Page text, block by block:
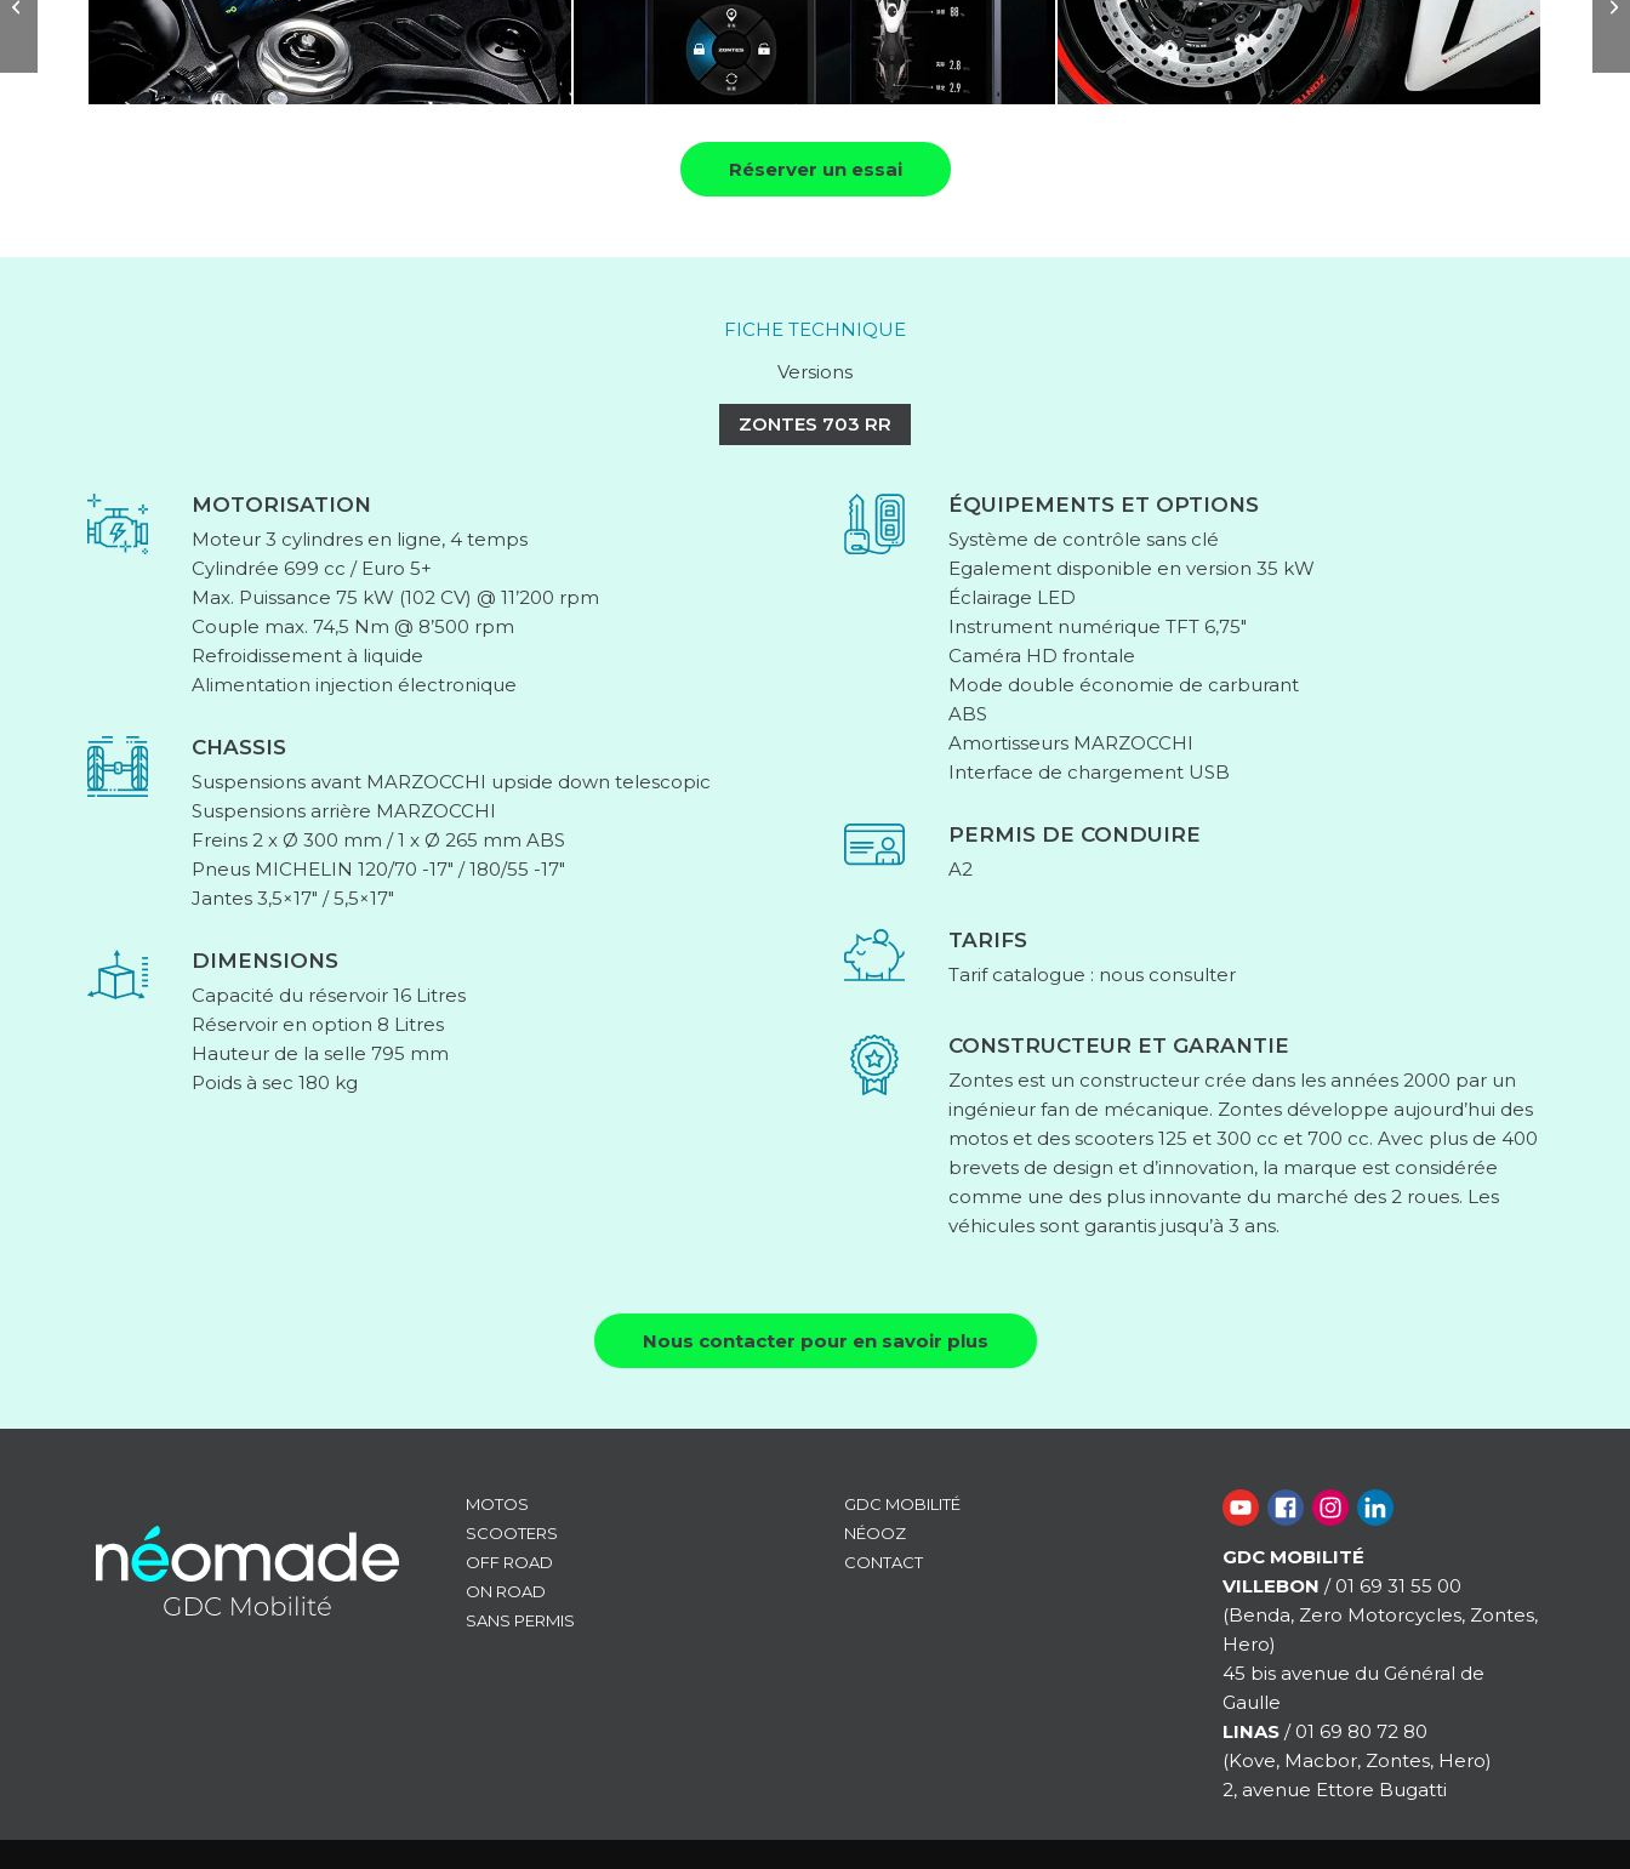
Réserver un essai
FICHE TECHNIQUE
Versions
ZONTES 703 RR
MOTORISATION
Moteur 3 cylindres en ligne, 4 temps
Cylindrée 699 cc / Euro 5+
Max. Puissance 75 kW (102 CV) @ 11’200 rpm
Couple max. 74,5 Nm @ 8’500 rpm
Refroidissement à liquide
Alimentation injection électronique
CHASSIS
Suspensions avant MARZOCCHI upside down telescopic
Suspensions arrière MARZOCCHI
Freins 2 x Ø 300 mm / 1 x Ø 265 mm ABS
Pneus MICHELIN 120/70 -17″ / 180/55 -17″
Jantes 3,5×17″ / 5,5×17″
DIMENSIONS
Capacité du réservoir 16 Litres
Réservoir en option 8 Litres
Hauteur de la selle 795 mm
Poids à sec 180 kg
ÉQUIPEMENTS ET OPTIONS
Système de contrôle sans clé
Egalement disponible en version 35 kW
Éclairage LED
Instrument numérique TFT 6,75″
Caméra HD frontale
Mode double économie de carburant
ABS
Amortisseurs MARZOCCHI
Interface de chargement USB
PERMIS DE CONDUIRE
A2
TARIFS
Tarif catalogue : nous consulter
CONSTRUCTEUR ET GARANTIE
Zontes est un constructeur crée dans les années 2000 par un
ingénieur fan de mécanique. Zontes développe aujourd’hui des
motos et des scooters 125 et 300 cc et 700 cc. Avec plus de 400
brevets de design et d’innovation, la marque est considérée
comme une des plus innovante du marché des 2 roues. Les
véhicules sont garantis jusqu’à 3 ans.
Nous contacter pour en savoir plus
MOTOS
SCOOTERS
OFF ROAD
ON ROAD
SANS PERMIS
GDC MOBILITÉ
NÉOOZ
CONTACT
GDC MOBILITÉ
VILLEBON / 01 69 31 55 00
(Benda, Zero Motorcycles, Zontes,
Hero)
45 bis avenue du Général de
Gaulle
LINAS / 01 69 80 72 80
(Kove, Macbor, Zontes, Hero)
2, avenue Ettore Bugatti
Adventure